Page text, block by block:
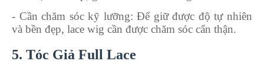
- Cần chăm sóc kỹ lưỡng: Để giữ được độ tự nhiên
và bền đẹp, lace wig cần được chăm sóc cẩn thận.
5. Tóc Giả Full Lace